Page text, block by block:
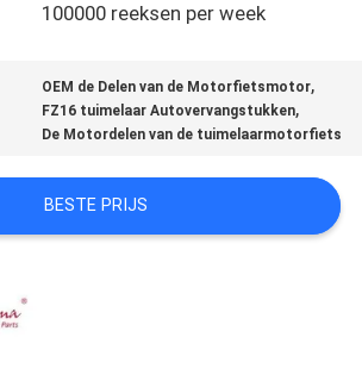
100000 reeksen per week
OEM de Delen van de Motorfietsmotor,
FZ16 tuimelaar Autovervangstukken,
De Motordelen van de tuimelaarmotorfiets
BESTE PRIJS